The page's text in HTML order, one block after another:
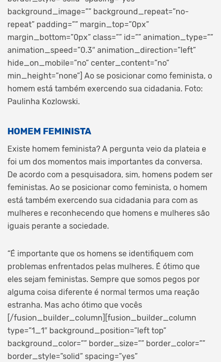
background_image=”” background_repeat=”no-
repeat” padding=”” margin_top=”0px”
margin_bottom=”0px” class=”” id=”” animation_type=””
animation_speed=”0.3″ animation_direction=”left”
hide_on_mobile=”no” center_content=”no”
min_height=”none”] Ao se posicionar como feminista, o
homem está também exercendo sua cidadania. Foto:
Paulinha Kozlowski.
HOMEM FEMINISTA
Existe homem feminista? A pergunta veio da plateia e
foi um dos momentos mais importantes da conversa.
De acordo com a pesquisadora, sim, homens podem ser
feministas. Ao se posicionar como feminista, o homem
está também exercendo sua cidadania para com as
mulheres e reconhecendo que homens e mulheres são
iguais perante a sociedade.
“É importante que os homens se identifiquem com
problemas enfrentados pelas mulheres. É ótimo que
eles sejam feministas. Sempre que somos pegos por
alguma coisa diferente é normal termos uma reação
estranha. Mas acho ótimo que vocês
[/fusion_builder_column][fusion_builder_column
type=”1_1″ background_position=”left top”
background_color=”” border_size=”” border_color=””
border_style=”solid” spacing=”yes”